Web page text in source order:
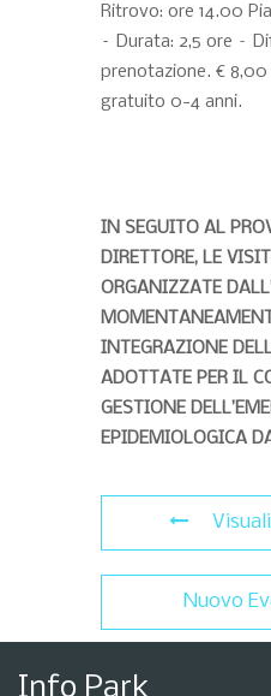
Ritrovo: ore 14.00
– Durata: 2,5 ore –
prenotazione. € 8,00
gratuito 0-4 anni.
IN SEGUITO AL
DIRETTORE, LE
ORGANIZZATE
INTEGRAZIONE
ADOTTATE PER IL
GESTIONE
EPIDEMIOLOGICA
Nuovo
Info Park